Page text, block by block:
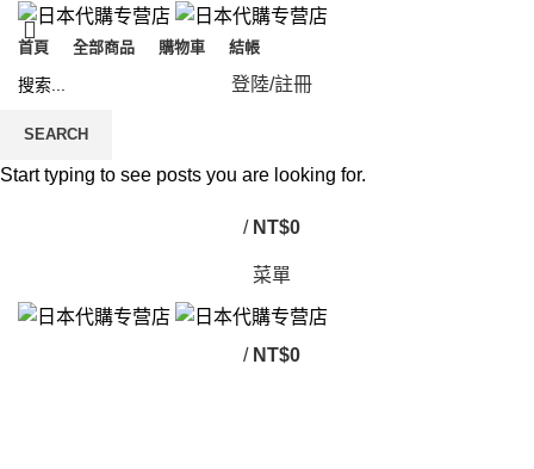
首頁 全部商品 購物車 結帳
登陸/註冊
/ NT$0
菜單
/ NT$0
SEARCH
Start typing to see posts you are looking for.